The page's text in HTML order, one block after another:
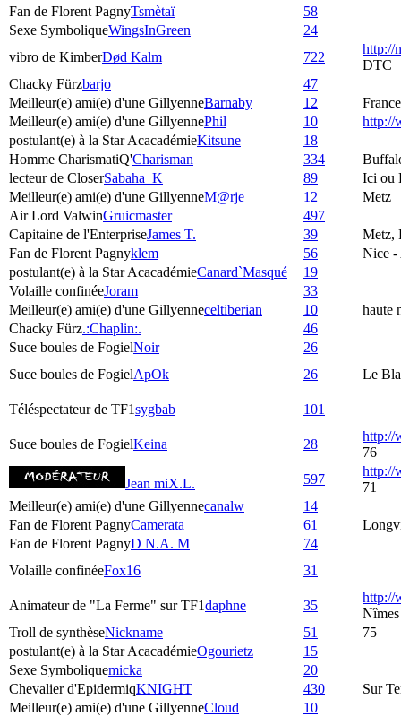
Fan de Florent PagnyTsmètaï
58
Sexe SymboliqueWingsInGreen
24
vibro de KimberDød Kalm 722
http://
DTC
Chacky Fürzbarjo
47
Meilleur(e) ami(e) d'une GillyenneBarnaby 12
France
Meilleur(e) ami(e) d'une GillyennePhil 10
http://
postulant(e) à la Star AcacadémieKitsune
18
Homme CharismatiQ'Charisman 334
lecteur de CloserSabaha_K 89
Ici ou
Meilleur(e) ami(e) d'une GillyenneM@rje 12
Metz
Air Lord ValwinGruicmaster
497
Capitaine de l'EnterpriseJames T. 39
Metz,
Fan de Florent Pagnyklem 56
Nice -
postulant(e) à la Star AcacadémieCanard`Masqué
19
Volaille confinéeJoram
33
Meilleur(e) ami(e) d'une Gillyenneceltiberian 10
haute
Chacky Fürz.:Chaplin:.
46
Suce boules de FogielNoir
26
Suce boules de FogielApOk 26 Le
Téléspectateur de TF1sygbab 101
Suce boules de FogielKeina 28
http://
76
Jean miX.L. 597
http://
71
Meilleur(e) ami(e) d'une Gillyennecanalw
14
Fan de Florent PagnyCamerata 61
Fan de Florent PagnyD N.A. M
74
Volaille confinéeFox16 31
Animateur de "La Ferme" sur TF1daphne 35
http://
Nîmes
Troll de synthèseNickname 51
75
postulant(e) à la Star AcacadémieOgourietz
15
Sexe Symboliquemicka
20
Chevalier d'EpidermiqKNIGHT 430
Sur
Meilleur(e) ami(e) d'une GillyenneCloud
10